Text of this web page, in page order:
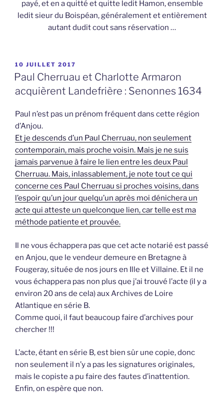
payé, et en a quitté et quitte ledit Hamon, ensemble
ledit sieur du Boispéan, généralement et entièrement
autant dudit cout sans réservation …
PUBLIÉ
LE
10 JUILLET 2017
Paul Cherruau et Charlotte Armaron
acquièrent Landefrière : Senonnes 1634
Paul n’est pas un prénom fréquent dans cette région
d’Anjou.
Et je descends d’un Paul Cherruau, non seulement
contemporain, mais proche voisin. Mais je ne suis
jamais parvenue à faire le lien entre les deux Paul
Cherruau. Mais, inlassablement, je note tout ce qui
concerne ces Paul Cherruau si proches voisins, dans
l’espoir qu’un jour quelqu’un après moi dénichera un
acte qui atteste un quelconque lien, car telle est ma
méthode patiente et prouvée.
Il ne vous échappera pas que cet acte notarié est passé
en Anjou, que le vendeur demeure en Bretagne à
Fougeray, située de nos jours en Ille et Villaine. Et il ne
vous échappera pas non plus que j’ai trouvé l’acte (il y a
environ 20 ans de cela) aux Archives de Loire
Atlantique en série B.
Comme quoi, il faut beaucoup faire d’archives pour
chercher !!!
L’acte, étant en série B, est bien sûr une copie, donc
non seulement il n’y a pas les signatures originales,
mais le copiste a pu faire des fautes d’inattention.
Enfin, on espère que non.